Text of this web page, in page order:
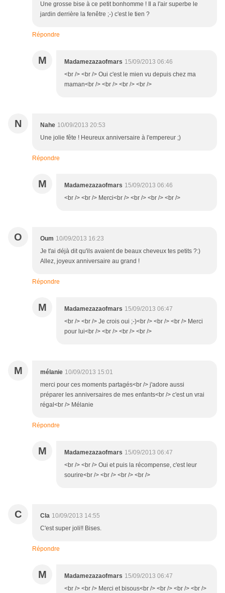
Une grosse bise à ce petit bonhomme ! Il a l'air superbe le
jardin derrière la fenêtre ;-) c'est le tien ?
Répondre
M Madamezazaofmars 15/09/2013 06:46
<br /> <br /> Oui c'est le mien vu depuis chez ma
maman<br /> <br /> <br /> <br />
N Nahe 10/09/2013 20:53
Une jolie fête ! Heureux anniversaire à l'empereur ;)
Répondre
M Madamezazaofmars 15/09/2013 06:46
<br /> <br /> Merci<br /> <br /> <br /> <br />
O Oum 10/09/2013 16:23
Je t'ai déjà dit qu'ils avaient de beaux cheveux tes petits ?:)
Allez, joyeux anniversaire au grand !
Répondre
M Madamezazaofmars 15/09/2013 06:47
<br /> <br /> Je crois oui ;-)<br /> <br /> <br /> Merci
pour lui<br /> <br /> <br /> <br />
M mélanie 10/09/2013 15:01
merci pour ces moments partagés<br /> j'adore aussi
préparer les anniversaires de mes enfants<br /> c'est un vrai
régal<br /> Mélanie
Répondre
M Madamezazaofmars 15/09/2013 06:47
<br /> <br /> Oui et puis la récompense, c'est leur
sourire<br /> <br /> <br /> <br />
C Cla 10/09/2013 14:55
C'est super joli!! Bises.
Répondre
M Madamezazaofmars 15/09/2013 06:47
<br /> <br /> Merci et bisous<br /> <br /> <br /> <br />